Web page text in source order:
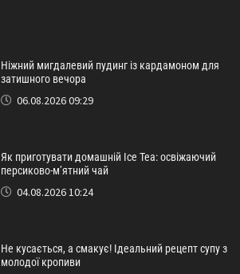
Ніжний мигдалевий пудинг із кардамоном для
затишного вечора
06.08.2026 09:29
Як приготувати домашній Ice Tea: освіжаючий
персиково-м’ятний чай
04.08.2026 10:24
Не кусається, а смакує! Ідеальний рецепт супу з
молодої кропиви